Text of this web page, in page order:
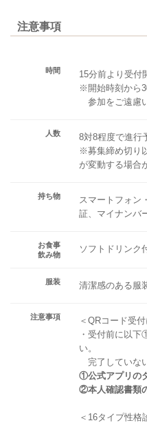
注意事項
時間
15分前より受付
※開始時刻から
参加をご遠慮
人数
8対8程度で進行
※募集締め切り
が変動する場合
持ち物
スマートフォン
証、マイナンバ
お食事
飲み物
ソフトドリンク
服装 清潔感のある服
注意事項
＜QRコード受
・受付前に以
い。
完了していな
①公式アプリの
②本人確認書類
＜16タイプ性格